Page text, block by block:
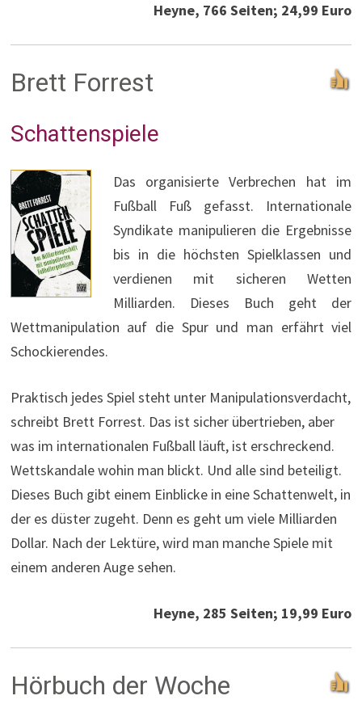
Heyne, 766 Seiten; 24,99 Euro
Brett Forrest
Schattenspiele
Das organisierte Verbrechen hat im
Fußball Fuß gefasst. Internationale
Syndikate manipulieren die Ergebnisse
bis in die höchsten Spielklassen und
verdienen mit sicheren Wetten
Milliarden. Dieses Buch geht der
Wettmanipulation auf die Spur und man erfährt viel
Schockierendes.
Praktisch jedes Spiel steht unter Manipulationsverdacht,
schreibt Brett Forrest. Das ist sicher übertrieben, aber
was im internationalen Fußball läuft, ist erschreckend.
Wettskandale wohin man blickt. Und alle sind beteiligt.
Dieses Buch gibt einem Einblicke in eine Schattenwelt, in
der es düster zugeht. Denn es geht um viele Milliarden
Dollar. Nach der Lektüre, wird man manche Spiele mit
einem anderen Auge sehen.
Heyne, 285 Seiten; 19,99 Euro
Hörbuch der Woche